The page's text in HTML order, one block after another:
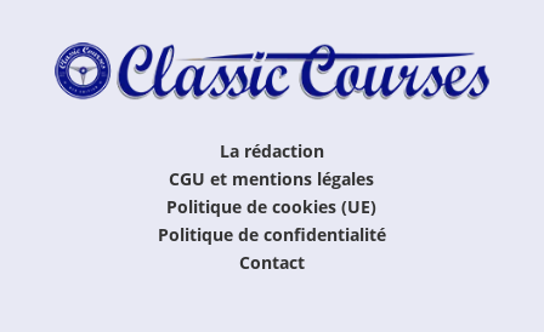
La rédaction
CGU et mentions légales
Politique de cookies (UE)
Politique de confidentialité
Contact